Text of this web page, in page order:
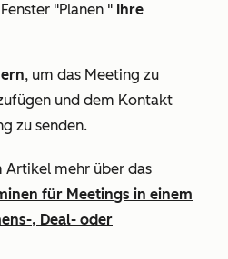
"Planen " Ihre
, um das Meeting zu
und dem Kontakt
zu senden.
Artikel mehr über das
für Meetings in einem
, Deal- oder